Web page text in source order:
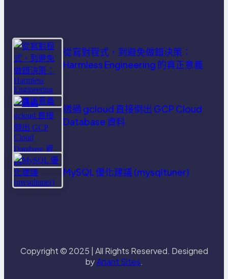
從寫對程式，到避免做錯決策：
Harmless Engineering 的真正意義
透過 gcloud 直接倒出 GCP Cloud
Database 資料
MySQL 優化建議 (mysqltuner)
Copyright © 2025 | All Rights Reserved. Designed
byAnant Sites.